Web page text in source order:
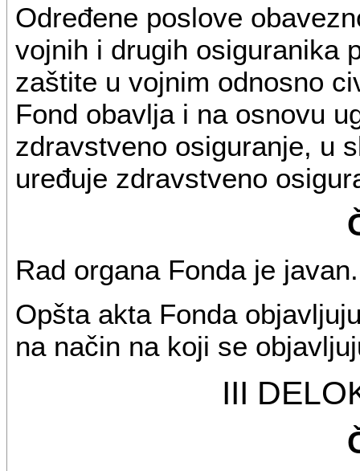
Određene poslove
vojnih i drugih osiguranika
zaštite u vojnim odnosno
Fond obavlja i na osnovu
zdravstveno osiguranje, u
uređuje zdravstveno
Rad organa Fonda je javan.
Opšta akta Fonda
na način na koji se
III